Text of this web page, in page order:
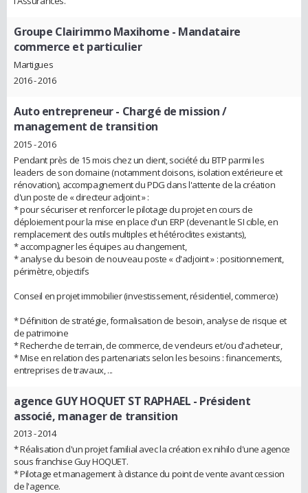
Groupe Clairimmo Maxihome - Mandataire
commerce et particulier
Martigues
2016 - 2016
Auto entrepreneur- Chargé de mission /
management de transition
2015 - 2016
Pendant près de 15 mois chez un client, société du BTP parmi les
leaders de son domaine (notamment cloisons, isolation extérieure et
rénovation), accompagnement du PDG dans l'attente de la création
d'un poste de « directeur adjoint » :
* pour sécuriser et renforcer le pilotage du projet en cours de
déploiement pour la mise en place d'un ERP (devenant le SI cible, en
remplacement des outils multiples et hétéroclites existants),
* accompagner les équipes au changement,
* analyse du besoin de nouveau poste « d'adjoint » : positionnement,
périmètre, objectifs
Conseil en projet immobilier (investissement, résidentiel, commerce)
* Définition de stratégie, formalisation de besoin, analyse de risque et
de patrimoine
* Recherche de terrain, de commerce, de vendeurs et/ou d'acheteur,
* Mise en relation des partenariats selon les besoins : financements,
entreprises de travaux, ...
agence GUY HOQUET ST RAPHAEL - Président
associé, manager de transition
2013 - 2014
* Réalisation d'un projet familial avec la création ex nihilo d'une agence
sous franchise Guy HOQUET.
* Pilotage et management à distance du point de vente avant cession
de l'agence.